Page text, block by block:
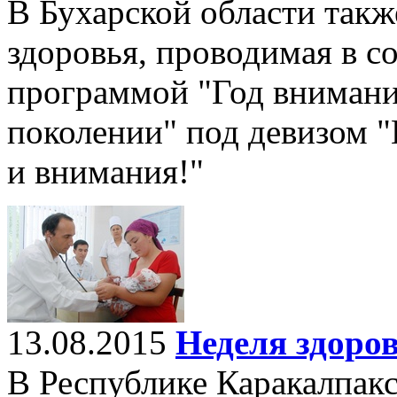
В Бухарской области
здоровья, проводимая в
программой "Год
поколении" под девизом
и внимания!"
13.08.2015 Неделя
В Республике